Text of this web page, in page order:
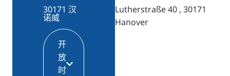
Lutherstraße 40 , 30171
Hanover
30171 汉
诺威
开
放
时